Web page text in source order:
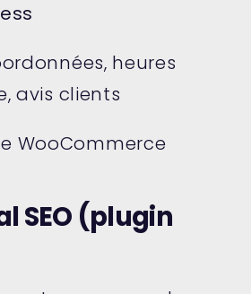
heures
avis clients
WooCommerce
SEO (plugin